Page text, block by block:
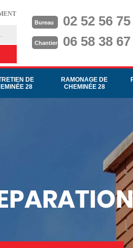
Bureau 02 52 56
Chantier 06 58 38
DE
28
RAMONAGE DE
CHEMINÉE 28